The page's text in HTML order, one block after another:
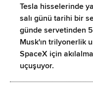
Tesla hisselerinde
salı günü tarihi bir
günde servetinden
Musk'ın trilyonerlik
SpaceX için
uçuşuyor.